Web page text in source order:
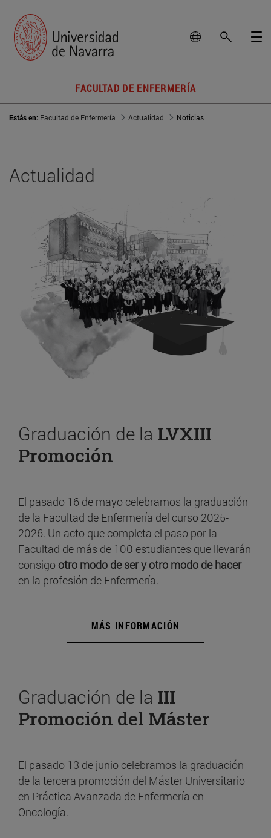
FACULTAD DE ENFERMERÍA
Estás en: Facultad de Enfermería Actualidad Noticias
Actualidad
Graduación de la LVXIII
Promoción
El pasado 16 de mayo celebramos la graduación
de la Facultad de Enfermería del curso 2025-
2026. Un acto que completa el paso por la
Facultad de más de 100 estudiantes que llevarán
consigo otro modo de ser y otro modo de hacer
en la profesión de Enfermería.
MÁS INFORMACIÓN
Graduación de la III
Promoción del Máster
El pasado 13 de junio celebramos la graduación
de la tercera promoción del Máster Universitario
en Práctica Avanzada de Enfermería en
Oncología.